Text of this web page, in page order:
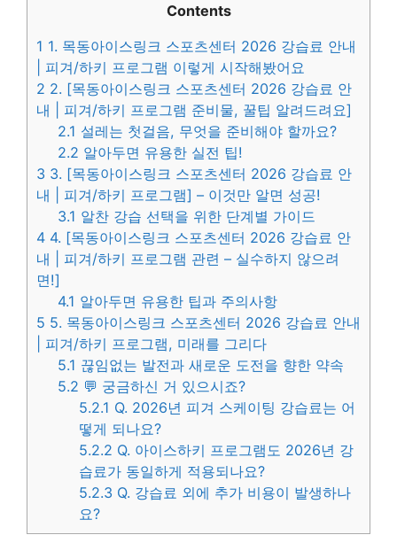
Contents
1 1. 목동아이스링크 스포츠센터 2026 강습료 안내
| 피겨/하키 프로그램 이렇게 시작해봤어요
2 2. [목동아이스링크 스포츠센터 2026 강습료 안
내 | 피겨/하키 프로그램 준비물, 꿀팁 알려드려요]
2.1 설레는 첫걸음, 무엇을 준비해야 할까요?
2.2 알아두면 유용한 실전 팁!
3 3. [목동아이스링크 스포츠센터 2026 강습료 안
내 | 피겨/하키 프로그램] – 이것만 알면 성공!
3.1 알찬 강습 선택을 위한 단계별 가이드
4 4. [목동아이스링크 스포츠센터 2026 강습료 안
내 | 피겨/하키 프로그램 관련 – 실수하지 않으려
면!]
4.1 알아두면 유용한 팁과 주의사항
5 5. 목동아이스링크 스포츠센터 2026 강습료 안내
| 피겨/하키 프로그램, 미래를 그리다
5.1 끊임없는 발전과 새로운 도전을 향한 약속
5.2 💬 궁금하신 거 있으시죠?
5.2.1 Q. 2026년 피겨 스케이팅 강습료는 어
떻게 되나요?
5.2.2 Q. 아이스하키 프로그램도 2026년 강
습료가 동일하게 적용되나요?
5.2.3 Q. 강습료 외에 추가 비용이 발생하나
요?